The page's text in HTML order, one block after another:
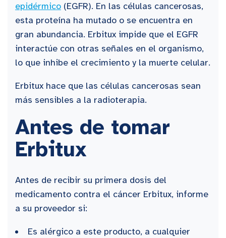
epidérmico (EGFR). En las células cancerosas,
esta proteína ha mutado o se encuentra en
gran abundancia. Erbitux impide que el EGFR
interactúe con otras señales en el organismo,
lo que inhibe el crecimiento y la muerte celular.
Erbitux hace que las células cancerosas sean
más sensibles a la radioterapia.
Antes de tomar
Erbitux
Antes de recibir su primera dosis del
medicamento contra el cáncer Erbitux, informe
a su proveedor si:
Es alérgico a este producto, a cualquier